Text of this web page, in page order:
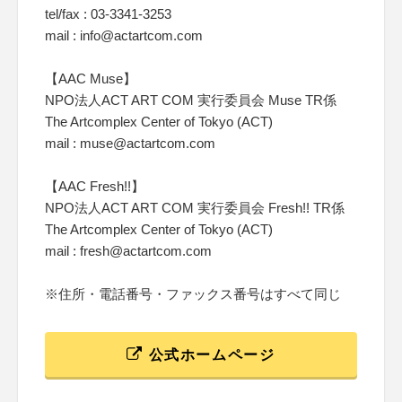
tel/fax : 03-3341-3253
mail : info@actartcom.com
【AAC Muse】
NPO法人ACT ART COM 実行委員会 Muse TR係
The Artcomplex Center of Tokyo (ACT)
mail : muse@actartcom.com
【AAC Fresh!!】
NPO法人ACT ART COM 実行委員会 Fresh!! TR係
The Artcomplex Center of Tokyo (ACT)
mail : fresh@actartcom.com
※住所・電話番号・ファックス番号はすべて同じ
公式ホームページ